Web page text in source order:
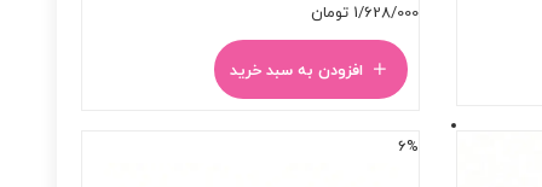
1/628/000 تومان
افزودن به سبد خرید
6%